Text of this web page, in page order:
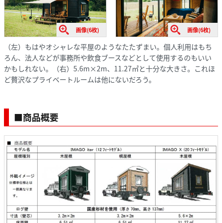
画像(6枚) 画像(6枚)
（左）もはやオシャレな平屋のようなたたずまい。個人利用はもち
ろん、法人などが事務所や飲食ブースなどとして使用するのもいい
かもしれない。（右）5.6m×2m、11.27㎡と十分な大きさ。これほ
ど贅沢なプライベートルームは他にないだろう。
■商品概要